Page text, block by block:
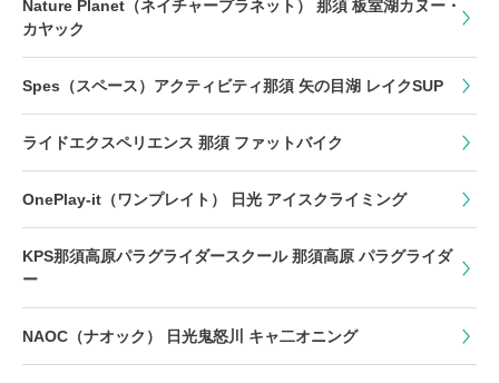
Nature Planet（ネイチャープラネット） 那須 板室湖カヌー・
カヤック
Spes（スペース）アクティビティ那須 矢の目湖 レイクSUP
ライドエクスペリエンス 那須 ファットバイク
OnePlay-it（ワンプレイト） 日光 アイスクライミング
KPS那須高原パラグライダースクール 那須高原 パラグライダ
ー
NAOC（ナオック） 日光鬼怒川 キャ二オニング